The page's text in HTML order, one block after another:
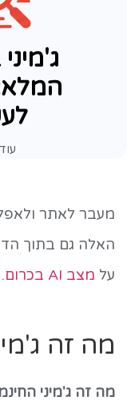
מעבר לאתר
האלה גם בתוך
על מצב AI בכרום .
מה זה
מה זה ג'מיני